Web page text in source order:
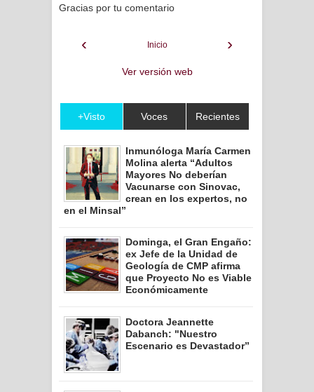
Gracias por tu comentario
‹ ›
Inicio
Ver versión web
+Visto Voces Recientes
Inmunóloga María Carmen
Molina alerta “Adultos
Mayores No deberían
Vacunarse con Sinovac,
crean en los expertos, no
en el Minsal”
Dominga, el Gran Engaño:
ex Jefe de la Unidad de
Geología de CMP afirma
que Proyecto No es Viable
Económicamente
Doctora Jeannette
Dabanch: "Nuestro
Escenario es Devastador”